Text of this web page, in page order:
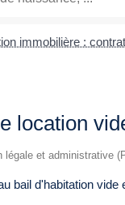
immobilière :
location
et administrative
bail d'habitation vide